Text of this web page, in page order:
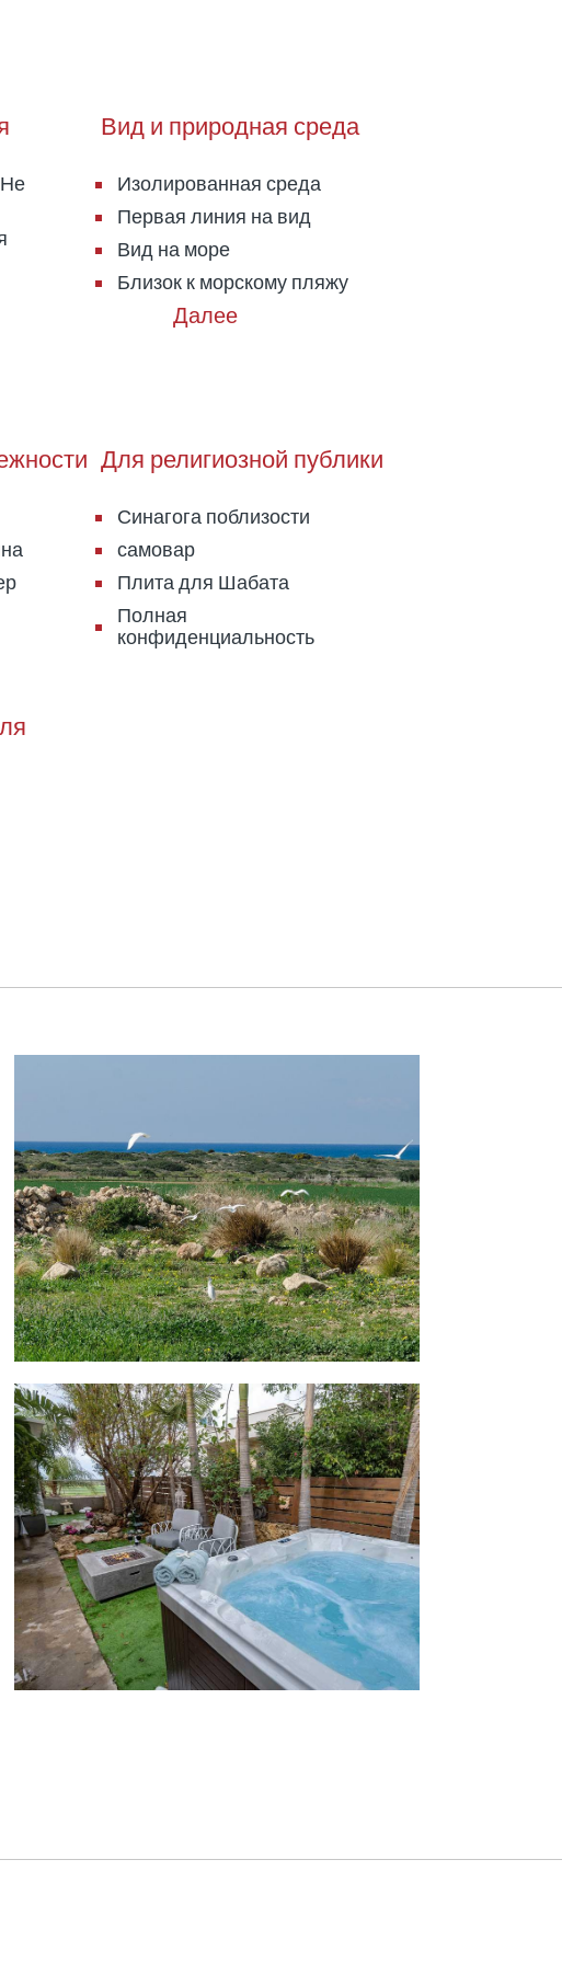
Вид и природная среда
Изолированная среда
Первая линия на вид
Вид на море
Близок к морскому пляжу
Для религиозной публики
Синагога поблизости
самовар
Плита для Шабата
Полная
конфиденциальность